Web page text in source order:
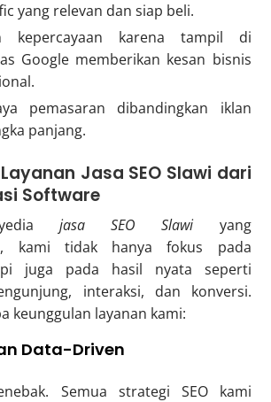
yang relevan dan siap beli.
kepercayaan karena tampil di
Google memberikan kesan bisnis
pemasaran dibandingkan iklan
panjang.
Jasa SEO Slawi dari
Software
jasa SEO Slawi yang
kami tidak hanya fokus pada
juga pada hasil nyata seperti
interaksi, dan konversi.
keunggulan layanan kami:
Data-Driven
Semua strategi SEO kami